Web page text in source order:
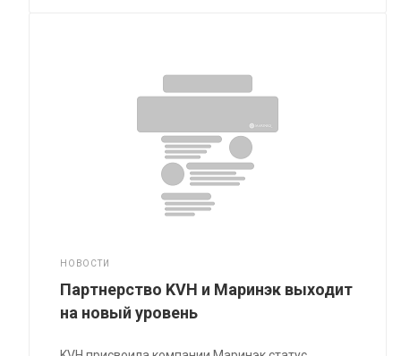
НОВОСТИ
Партнерство KVH и Маринэк выходит
на новый уровень